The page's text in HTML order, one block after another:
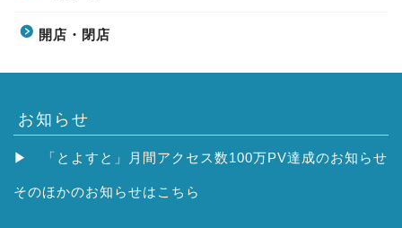
開店・閉店
お知らせ
▶ 「とよすと」月間アクセス数100万PV達成のお知らせ
そのほかのお知らせはこちら